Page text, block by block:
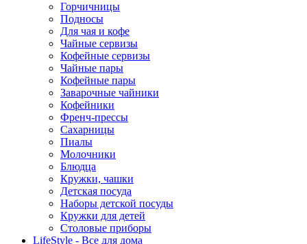
Горчичницы
Подносы
Для чая и кофе
Чайные сервизы
Кофейные сервизы
Чайные пары
Кофейные пары
Заварочные чайники
Кофейники
Френч-прессы
Сахарницы
Пиалы
Молочники
Блюдца
Кружки, чашки
Детская посуда
Наборы детской посуды
Кружки для детей
Столовые приборы
LifeStyle - Все для дома